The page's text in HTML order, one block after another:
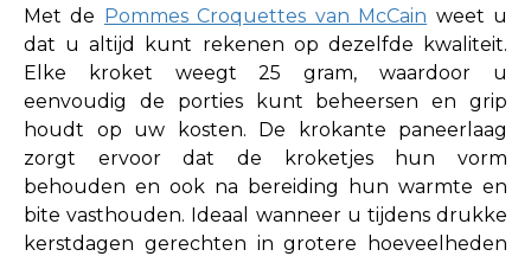
Met de Pommes Croquettes van McCain weet u
dat u altijd kunt rekenen op dezelfde kwaliteit.
Elke kroket weegt 25 gram, waardoor u
eenvoudig de porties kunt beheersen en grip
houdt op uw kosten. De krokante paneerlaag
zorgt ervoor dat de kroketjes hun vorm
behouden en ook na bereiding hun warmte en
bite vasthouden. Ideaal wanneer u tijdens drukke
kerstdagen gerechten in grotere hoeveelheden